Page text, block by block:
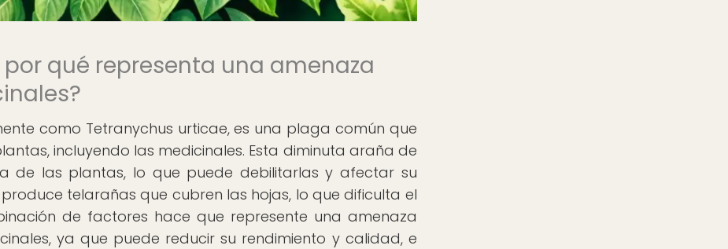
qué representa una amenaza
como Tetranychus urticae, es una plaga común que
incluyendo las medicinales. Esta diminuta araña de
de las plantas, lo que puede debilitarlas y afectar su
telarañas que cubren las hojas, lo que dificulta el
de factores hace que represente una amenaza
ya que puede reducir su rendimiento y calidad, e